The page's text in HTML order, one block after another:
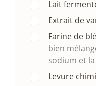
Lait
Extrait de
Farine de
bien
sodium et
Levure